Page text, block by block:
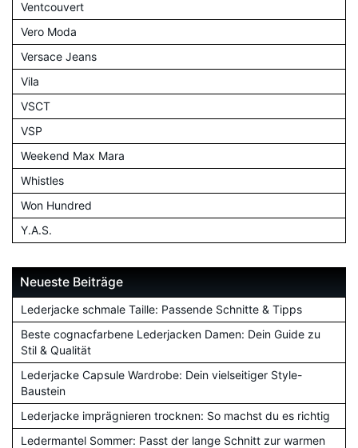
Ventcouvert
Vero Moda
Versace Jeans
Vila
VSCT
VSP
Weekend Max Mara
Whistles
Won Hundred
Y.A.S.
Neueste Beiträge
Lederjacke schmale Taille: Passende Schnitte & Tipps
Beste cognacfarbene Lederjacken Damen: Dein Guide zu
Stil & Qualität
Lederjacke Capsule Wardrobe: Dein vielseitiger Style-
Baustein
Lederjacke imprägnieren trocknen: So machst du es richtig
Ledermantel Sommer: Passt der lange Schnitt zur warmen